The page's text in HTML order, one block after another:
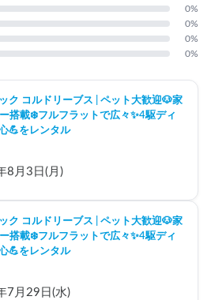
0%
0%
0%
0%
ク コルドリーブス | ペット大歓迎🐶家
搭載❄️フルフラットで広々✨️4駆ディ
💪をレンタル
8月3日(月)
ク コルドリーブス | ペット大歓迎🐶家
搭載❄️フルフラットで広々✨️4駆ディ
💪をレンタル
7月29日(水)